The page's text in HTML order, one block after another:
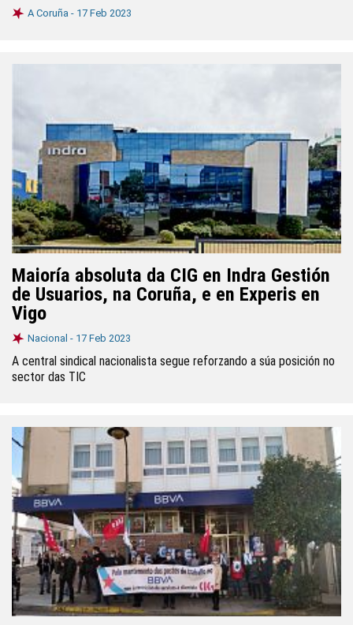
A Coruña - 17 Feb 2023
Maioría absoluta da CIG en Indra Gestión
de Usuarios, na Coruña, e en Experis en
Vigo
Nacional - 17 Feb 2023
A central sindical nacionalista segue reforzando a súa posición no
sector das TIC